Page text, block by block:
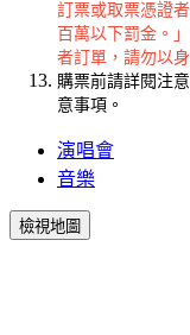
訂票或取票憑證
百萬以下罰金。
者訂單，請勿以身
購票前請詳閱注
意事項。
演唱會
音樂
檢視地圖